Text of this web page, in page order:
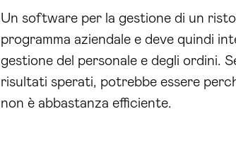
Un software per la gestione di un
programma aziendale e deve quindi
gestione del personale e degli ordini.
risultati sperati, potrebbe essere
non è abbastanza efficiente.